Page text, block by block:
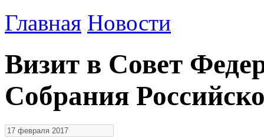
Главная Новости
Визит в Совет
Собрания